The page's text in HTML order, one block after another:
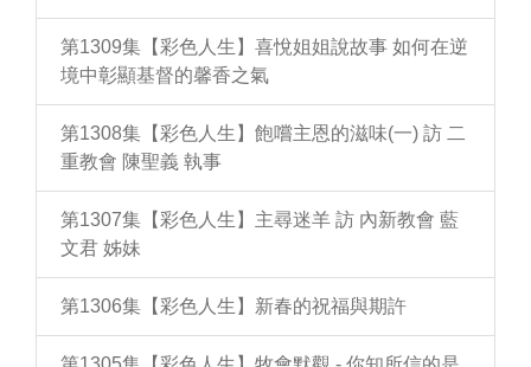
第1309集【彩色人生】喜悅姐姐說故事 如何在逆
境中彰顯基督的馨香之氣
第1308集【彩色人生】飽嚐主恩的滋味(一) 訪 二
重教會 陳聖義 執事
第1307集【彩色人生】主尋迷羊 訪 內新教會 藍
文君 姊妹
第1306集【彩色人生】新春的祝福與期許